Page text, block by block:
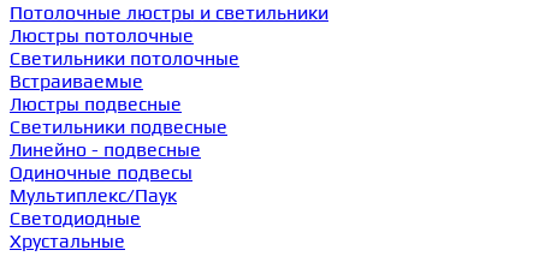
Потолочные люстры и светильники
Люстры потолочные
Светильники потолочные
Встраиваемые
Люстры подвесные
Светильники подвесные
Линейно - подвесные
Одиночные подвесы
Мультиплекс/Паук
Светодиодные
Хрустальные